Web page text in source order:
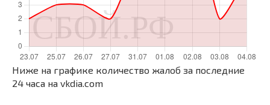
Ниже на графике количество жалоб за последние
24 часа на vkdia.com